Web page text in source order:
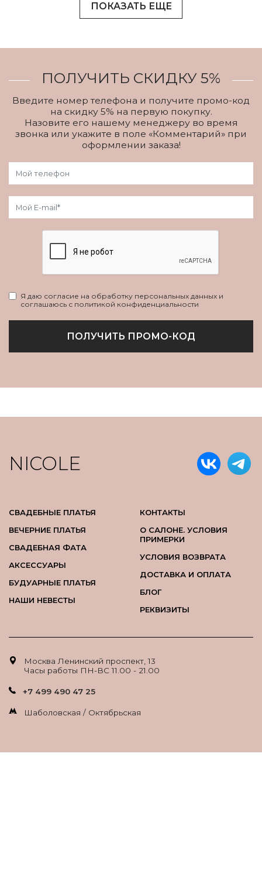
ПОКАЗАТЬ ЕЩЕ
ПОЛУЧИТЬ СКИДКУ 5%
Введите номер телефона и получите промо-код
на скидку 5% на первую покупку.
Назовите его нашему менеджеру во время
звонка или укажите в поле «Комментарий» при
оформлении заказа!
Я даю согласие на обработку персональных данных и
соглашаюсь с политикой конфиденциальности
ПОЛУЧИТЬ ПРОМО-КОД
NICOLE
СВАДЕБНЫЕ ПЛАТЬЯ
ВЕЧЕРНИЕ ПЛАТЬЯ
СВАДЕБНАЯ ФАТА
АКСЕССУАРЫ
БУДУАРНЫЕ ПЛАТЬЯ
НАШИ НЕВЕСТЫ
КОНТАКТЫ
О САЛОНЕ. УСЛОВИЯ
ПРИМЕРКИ
УСЛОВИЯ ВОЗВРАТА
ДОСТАВКА И ОПЛАТА
БЛОГ
РЕКВИЗИТЫ
Москва Ленинский проспект, 13
Часы работы ПН-ВС 11.00 - 21.00
+7 499 490 47 25
Шаболовская / Октябрьская